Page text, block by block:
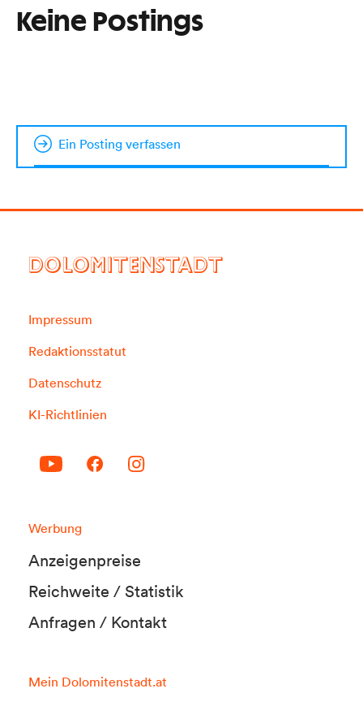
Keine Postings
Ein Posting verfassen
DOLOMITENSTADT
Impressum
Redaktionsstatut
Datenschutz
KI-Richtlinien
Werbung
Anzeigenpreise
Reichweite / Statistik
Anfragen / Kontakt
Mein Dolomitenstadt.at